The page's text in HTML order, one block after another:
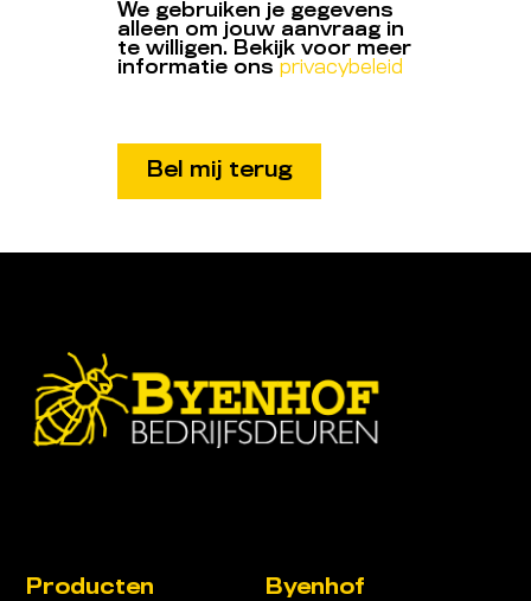
We gebruiken je gegevens
alleen om jouw aanvraag in
te willigen. Bekijk voor meer
informatie ons privacybeleid
Byenhof
Producten